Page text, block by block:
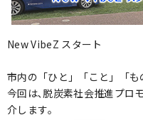
New VibeZ スタート
市内の「ひと」「こと」「
今回は､脱炭素社会推進プロ
介します｡